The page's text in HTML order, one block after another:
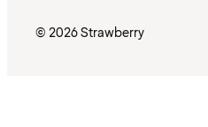
© 2026 Strawberry